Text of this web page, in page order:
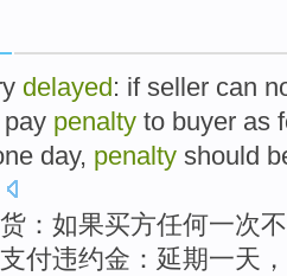
delayed: if seller can
pay penalty to buyer as
day, penalty should
： 如果买方任何一次
支付违约金 ： 延期一天